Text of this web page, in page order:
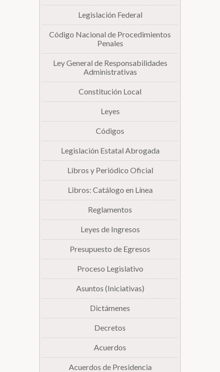
Biblioteca
Secretarías
Transparencia
Legislación Federal
Código Nacional de Procedimientos
Penales
Ley General de Responsabilidades
Administrativas
Constitución Local
Leyes
Códigos
Legislación Estatal Abrogada
Libros y Periódico Oficial
Libros: Catálogo en Línea
Reglamentos
Leyes de Ingresos
Presupuesto de Egresos
Proceso Legislativo
Asuntos (Iniciativas)
Dictámenes
Decretos
Acuerdos
Acuerdos de Presidencia